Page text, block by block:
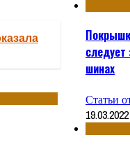
следует
шинах
Статьи
19.03.2022